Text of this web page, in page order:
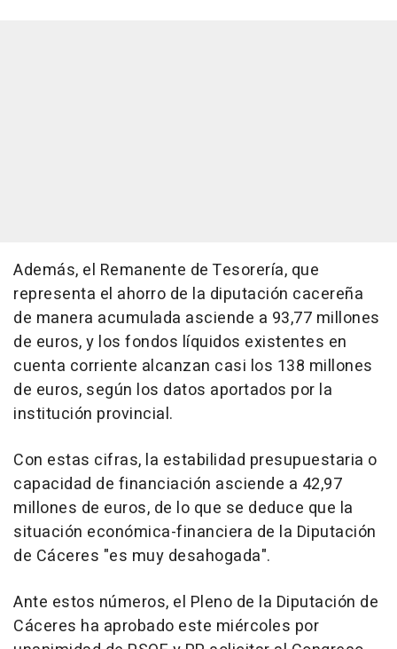
Además, el Remanente de Tesorería, que
representa el ahorro de la diputación cacereña
de manera acumulada asciende a 93,77 millones
de euros, y los fondos líquidos existentes en
cuenta corriente alcanzan casi los 138 millones
de euros, según los datos aportados por la
institución provincial.
Con estas cifras, la estabilidad presupuestaria o
capacidad de financiación asciende a 42,97
millones de euros, de lo que se deduce que la
situación económica-financiera de la Diputación
de Cáceres "es muy desahogada".
Ante estos números, el Pleno de la Diputación de
Cáceres ha aprobado este miércoles por